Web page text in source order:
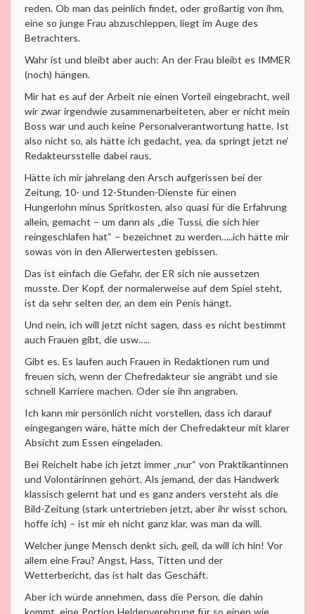
reden. Ob man das peinlich findet, oder großartig von ihm,
eine so junge Frau abzuschleppen, liegt im Auge des
Betrachters.
Wahr ist und bleibt aber auch: An der Frau bleibt es IMMER
(noch) hängen.
Mir hat es auf der Arbeit nie einen Vorteil eingebracht, weil
wir zwar irgendwie zusammenarbeiteten, aber er nicht mein
Boss war und auch keine Personalverantwortung hatte. Ist
also nicht so, als hätte ich gedacht, yea, da springt jetzt ne‘
Redakteursstelle dabei raus.
Hätte ich mir jahrelang den Arsch aufgerissen bei der
Zeitung, 10- und 12-Stunden-Dienste für einen
Hungerlohn minus Spritkosten, also quasi für die Erfahrung
allein, gemacht – um dann als „die Tussi, die sich hier
reingeschlafen hat“ – bezeichnet zu werden…..ich hätte mir
sowas von in den Allerwertesten gebissen.
Das ist einfach die Gefahr, der ER sich nie aussetzen
musste. Der Kopf, der normalerweise auf dem Spiel steht,
ist da sehr selten der, an dem ein Penis hängt.
Und nein, ich will jetzt nicht sagen, dass es nicht bestimmt
auch Frauen gibt, die usw…..
Gibt es. Es laufen auch Frauen in Redaktionen rum und
freuen sich, wenn der Chefredakteur sie angräbt und sie
schnell Karriere machen. Oder sie ihn angraben.
Ich kann mir persönlich nicht vorstellen, dass ich darauf
eingegangen wäre, hätte mich der Chefredakteur mit klarer
Absicht zum Essen eingeladen.
Bei Reichelt habe ich jetzt immer „nur“ von Praktikantinnen
und Volontärinnen gehört. Als jemand, der das Handwerk
klassisch gelernt hat und es ganz anders versteht als die
Bild-Zeitung (stark untertrieben jetzt, aber ihr wisst schon,
hoffe ich) – ist mir eh nicht ganz klar, was man da will.
Welcher junge Mensch denkt sich, geil, da will ich hin! Vor
allem eine Frau? Angst, Hass, Titten und der
Wetterbericht, das ist halt das Geschäft.
Aber ich würde annehmen, dass die Person, die dahin
kommt, eine Portion Heldenverehrung für so einen wie